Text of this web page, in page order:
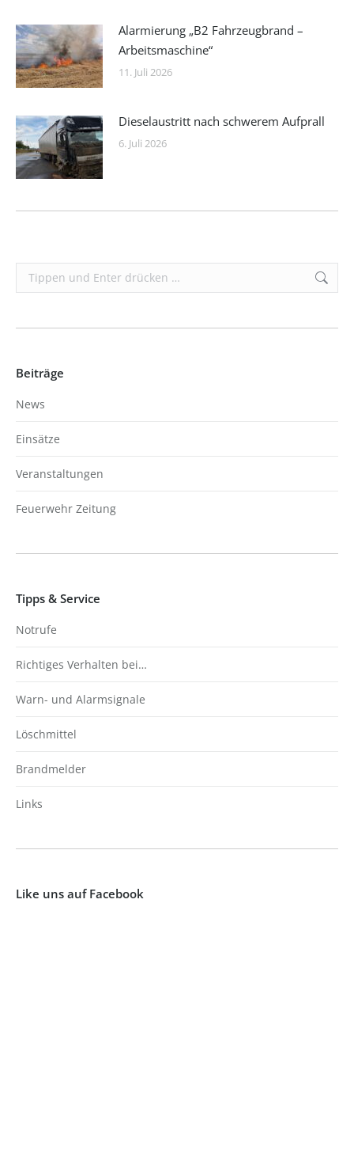
Alarmierung „B2 Fahrzeugbrand –
Arbeitsmaschine“
11. Juli 2026
Dieselaustritt nach schwerem Aufprall
6. Juli 2026
Search:
Beiträge
News
Einsätze
Veranstaltungen
Feuerwehr Zeitung
Tipps & Service
Notrufe
Richtiges Verhalten bei…
Warn- und Alarmsignale
Löschmittel
Brandmelder
Links
Like uns auf Facebook